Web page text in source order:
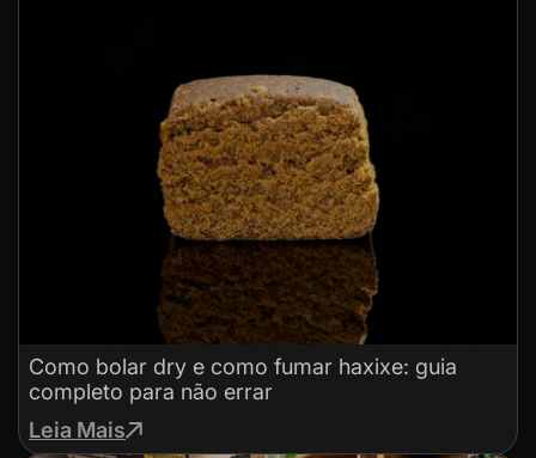
Como bolar dry e como fumar haxixe: guia
completo para não errar
Leia Mais